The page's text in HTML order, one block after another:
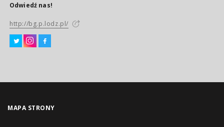
Odwiedź nas!
http://bg.p.lodz.pl/
MAPA STRONY